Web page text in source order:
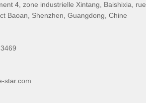
4, zone industrielle Xintang, Baishixia, rue
Baoan, Shenzhen, Guangdong, Chine
star.com